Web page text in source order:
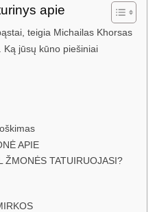
apie
teigia Michailas Khorsas
Ką jūsų kūno piešiniai
APIE
ŽMONĖS TATUIRUOJASI?